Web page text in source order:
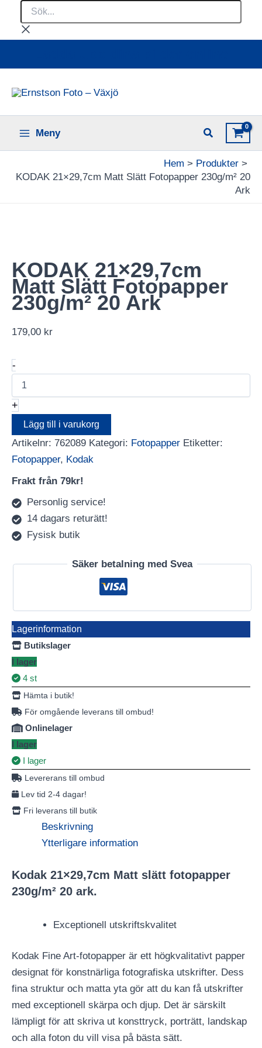
innehåll
Sök...
Meny
Hem
Produkter
KODAK 21×29,7cm Matt Slätt Fotopapper 230g/m² 20
Ark
KODAK 21×29,7cm
Matt Slätt Fotopapper
230g/m² 20 Ark
179,00 kr
-KODAK
21x29,7cm
Matt
Slätt
Fotopapper
230g/m²
20
Ark
mängd
+
Lägg till i varukorg
Artikelnr: 762089 Kategori: Fotopapper Etiketter:
Fotopapper, Kodak
Frakt från 79kr!
Personlig service!
14 dagars returätt!
Fysisk butik
Säker betalning med Svea
Lagerinformation
Butikslager
I lager
4 st
Hämta i butik!
För omgående leverans till ombud!
Onlinelager
I lager
I lager
Levererans till ombud
Lev tid 2-4 dagar!
Fri leverans till butik
Beskrivning
Ytterligare information
Kodak 21×29,7cm Matt slätt fotopapper
230g/m² 20 ark.
Exceptionell utskriftskvalitet
Kodak Fine Art-fotopapper är ett högkvalitativt papper
designat för konstnärliga fotografiska utskrifter. Dess
fina struktur och matta yta gör att du kan få utskrifter
med exceptionell skärpa och djup. Det är särskilt
lämpligt för att skriva ut konsttryck, porträtt, landskap
och alla foton du vill visa på bästa sätt.